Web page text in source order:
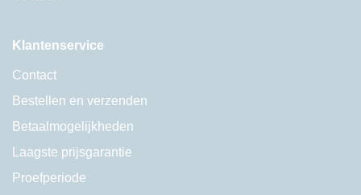
Klantenservice
Contact
Bestellen en verzenden
Betaalmogelijkheden
Laagste prijsgarantie
Proefperiode